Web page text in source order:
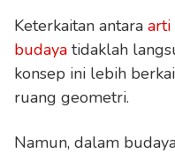
Keterkaitan antara arti
budaya tidaklah
konsep ini lebih
ruang geometri.
Namun, dalam